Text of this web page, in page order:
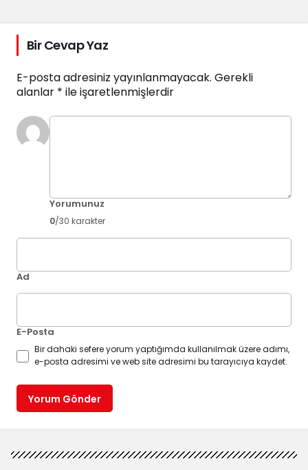
Bir Cevap Yaz
E-posta adresiniz yayınlanmayacak. Gerekli
alanlar * ile işaretlenmişlerdir
Yorumunuz
0/30 karakter
Ad
E-Posta
Bir dahaki sefere yorum yaptığımda kullanılmak üzere adımı,
e-posta adresimi ve web site adresimi bu tarayıcıya kaydet.
Yorum Gönder